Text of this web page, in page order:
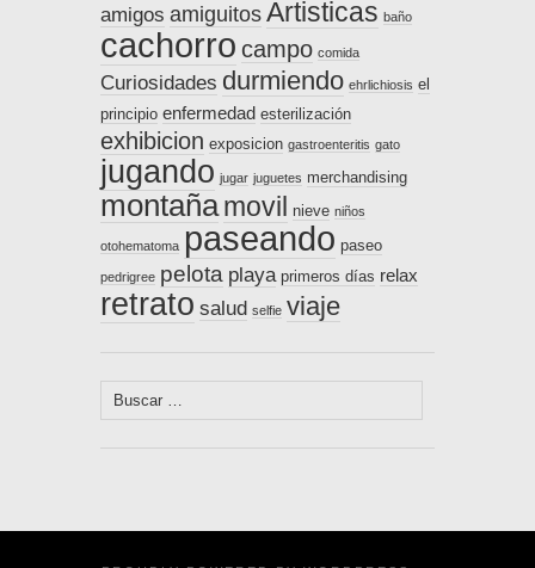
amigos amiguitos Artisticas baño
cachorro campo comida
Curiosidades durmiendo ehrlichiosis el
principio enfermedad esterilización
exhibicion exposicion gastroenteritis gato
jugando jugar juguetes merchandising
montañamovil nieve niños
otohematoma paseando paseo
pedrigree pelota playa primeros días relax
retrato salud selfie viaje
Buscar: